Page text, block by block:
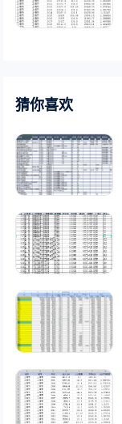
猜你喜欢